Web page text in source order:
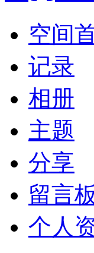
空间
记录
相册
主题
分享
留言板
个人